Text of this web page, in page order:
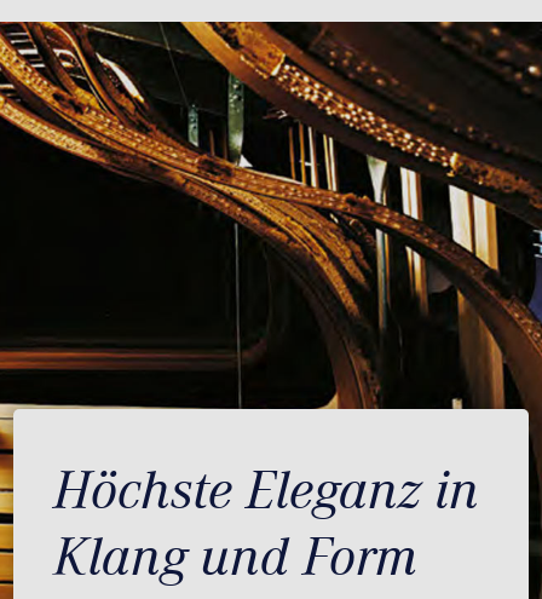
Höchste Eleganz in
Klang und Form